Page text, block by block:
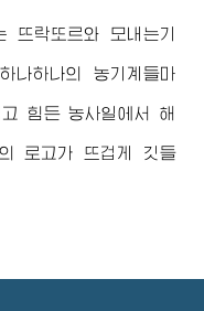
뜨락또르와 모내는기
나하나의 농기계들마
힘든 농사일에서 해
의 로고가 뜨겁게 깃들